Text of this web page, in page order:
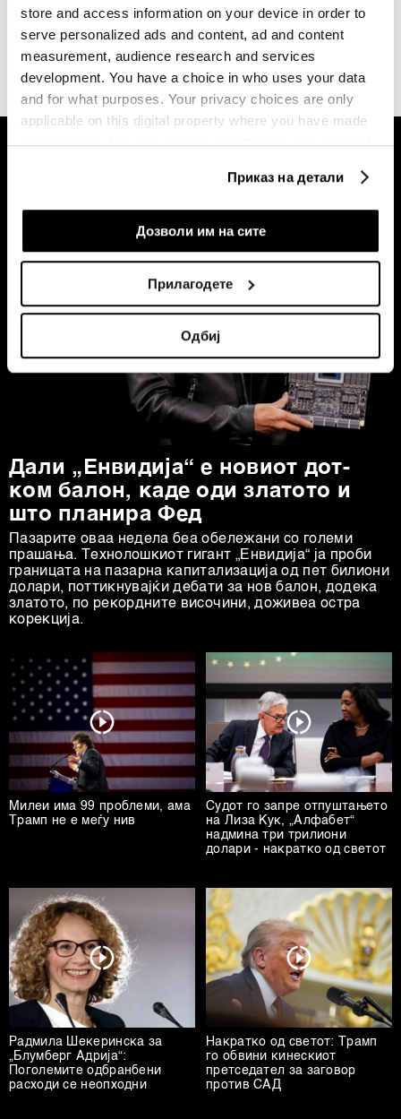
store and access information on your device in order to
serve personalized ads and content, ad and content
measurement, audience research and services
development. You have a choice in who uses your data
and for what purposes. Your privacy choices are only
applicable on this digital property where you have made
your choices. You can change or withdraw your consent
If you allow, we would also like to:
Collect information about your geographical
Identify your device by actively scanning it for
specific characteristics (fingerprinting)
Find out more about how your personal data is processed
and set your preferences in thedetails section.
Заедничките ракувачи се HD-WIN ARENA SPORT
. Повеќе за податоците кои ги
обработуваме како и за вашите права прочитајте во
нашатаПолитика на приватност, а за колачињата и
други слични технологии во
колачиња. Колачињата во кој било момент можете
повторно да ги ажурирате со клик на „Прикажи ги
деталите“. Согласноста можете во кој било момент да
ја повлечете без негативни последици.
Приказ на детали
Дозволи им на сите
Прилагодете
Одбиј
Дали „Енвидија“ е новиот дот-
ком балон, каде оди златото и
што планира Фед
Пазарите оваа недела беа обележани со големи
прашања. Технолошкиот гигант „Енвидија“ ја проби
границата на пазарна капитализација од пет билиони
долари, поттикнувајќи дебати за нов балон, додека
златото, по рекордните височини, доживеа остра
корекција.
Милеи има 99 проблеми, ама
Трамп не е меѓу нив
Судот го запре отпуштањето
на Лиза Кук, „Алфабет“
надмина три трилиони
долари - накратко од светот
Радмила Шекеринска за
„Блумберг Адрија“:
Поголемите одбранбени
расходи се неопходни
Накратко од светот: Трамп
го обвини кинескиот
претседател за заговор
против САД